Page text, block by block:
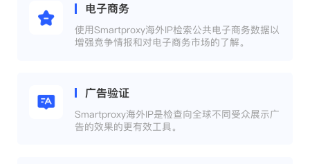
电子商务
使用Smartproxy海外IP检索公共电子商务数据以
增强竞争情报和对电子商务市场的了解。
广告验证
Smartproxy海外IP是检查向全球不同受众展示广
告的效果的更有效工具。